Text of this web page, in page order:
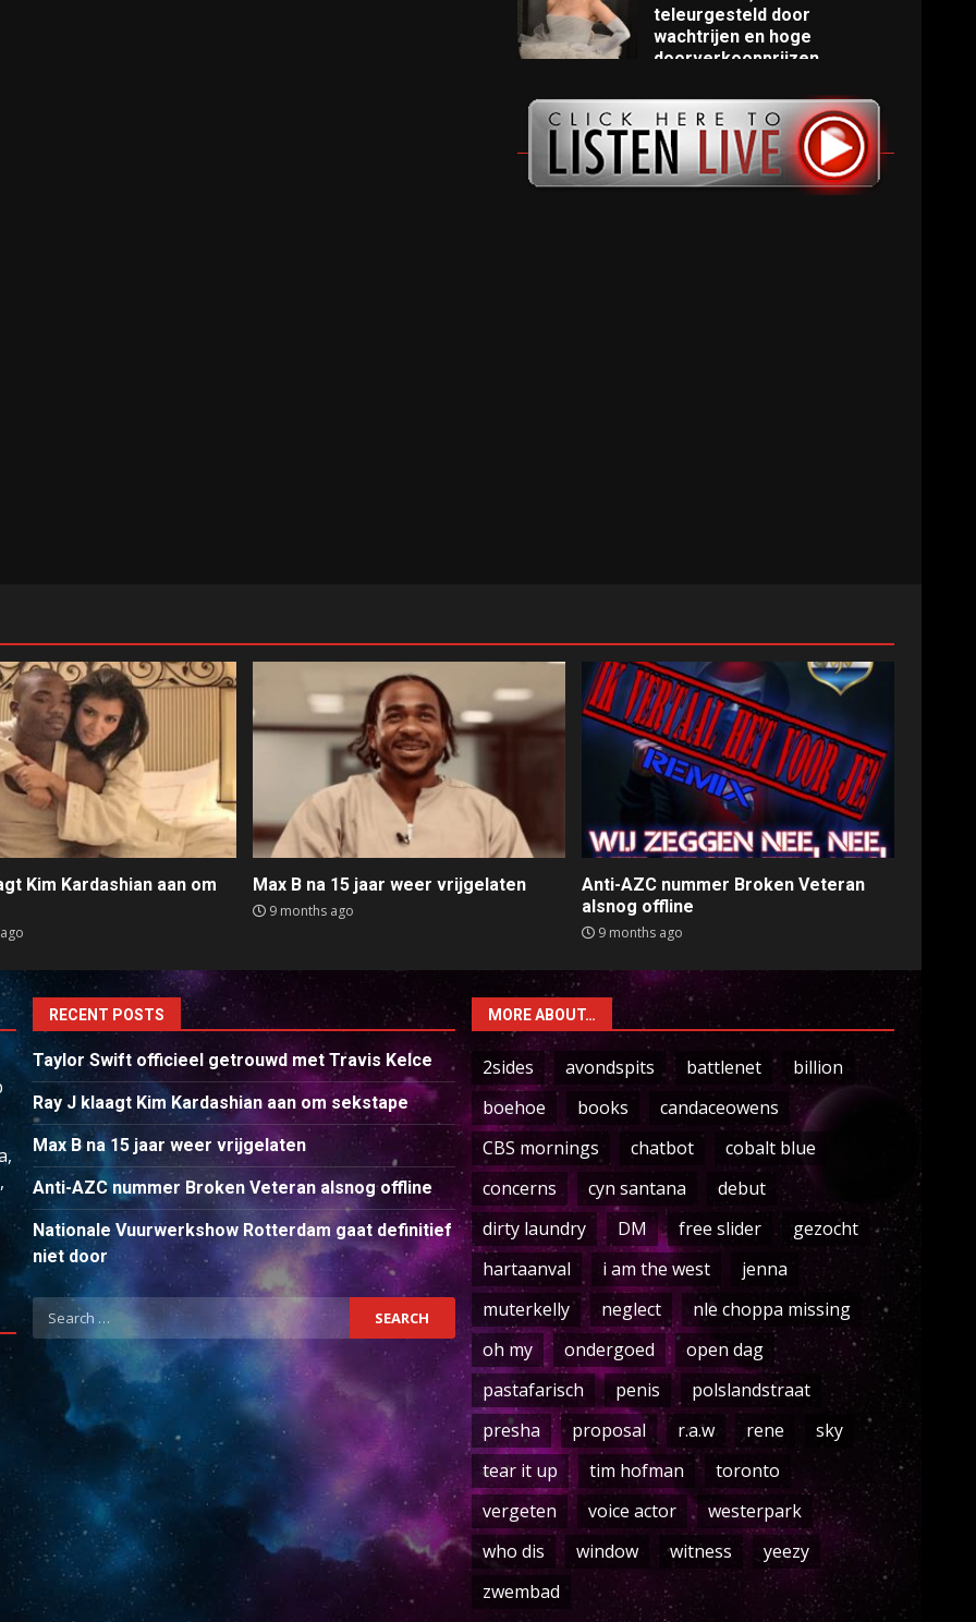
teleurgesteld door
wachtrijen en hoge
doorverkoopprijzen
Kim Kardashian aan om
Max B na 15 jaar weer vrijgelaten
9 months ago
Anti-AZC nummer Broken Veteran
alsnog offline
9 months ago
RECENT POSTS
Taylor Swift officieel getrouwd met Travis Kelce
Ray J klaagt Kim Kardashian aan om sekstape
Max B na 15 jaar weer vrijgelaten
Anti-AZC nummer Broken Veteran alsnog offline
Nationale Vuurwerkshow Rotterdam gaat definitief
niet door
Search
for:
MORE ABOUT…
2sides avondspits battlenet
billion
boehoe
books
candaceowens
CBS mornings
chatbot
cobalt blue
concerns
cyn santana
debut
dirty laundry
DM free slider
gezocht
hartaanval
i am the west
jenna
muterkelly
neglect
nle choppa missing
oh my
ondergoed
open dag
pastafarisch
penis
polslandstraat
presha
proposal r.a.w rene
sky
tear it up
tim hofman
toronto
vergeten
voice actor
westerpark
who dis
window witness
yeezy
zwembad